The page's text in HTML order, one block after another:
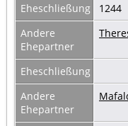
Eheschließung
1244
Andere
Ehepartner
Eheschließung
Andere
Ehepartner